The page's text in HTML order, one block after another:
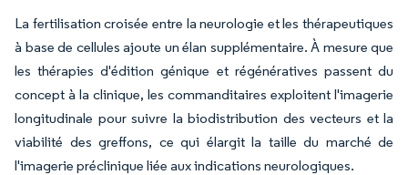
La fertilisation croisée entre la neurologie et les thérapeutiques
à base de cellules ajoute un élan supplémentaire. À mesure que
les thérapies d'édition génique et régénératives passent du
concept à la clinique, les commanditaires exploitent l'imagerie
longitudinale pour suivre la biodistribution des vecteurs et la
viabilité des greffons, ce qui élargit la taille du marché de
l'imagerie préclinique liée aux indications neurologiques.